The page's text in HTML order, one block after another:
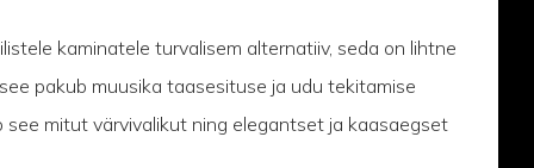
kaminatele turvalisem alternatiiv, seda on lihtne
pakub muusika taasesituse ja udu tekitamise
see mitut värvivalikut ning elegantset ja kaasaegset